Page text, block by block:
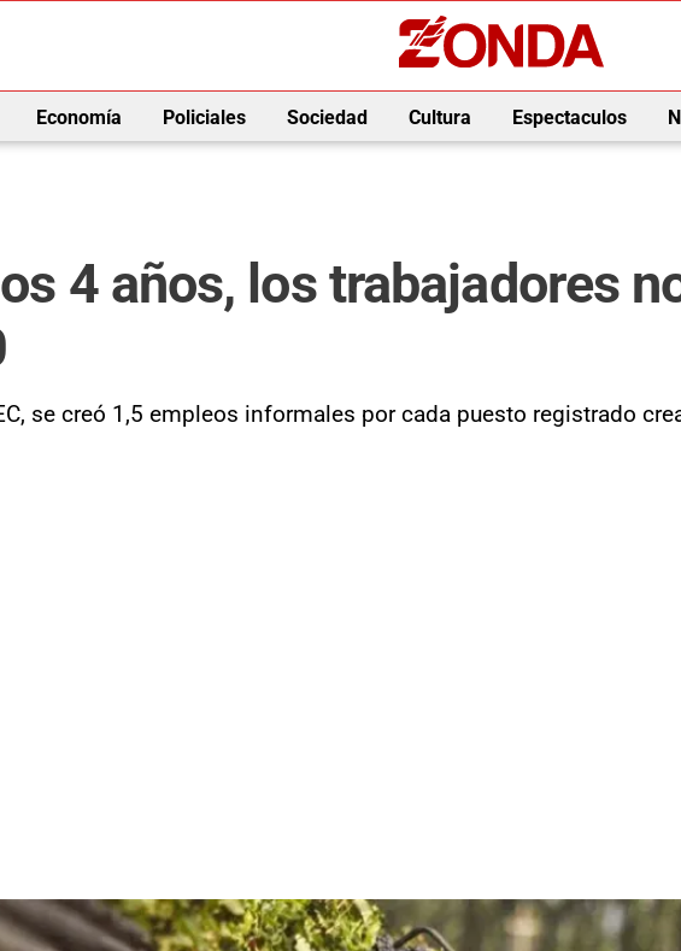
Economía Policiales Sociedad Cultura Espectaculos
4 años, los trabajadores
se creó 1,5 empleos informales por cada puesto registrado